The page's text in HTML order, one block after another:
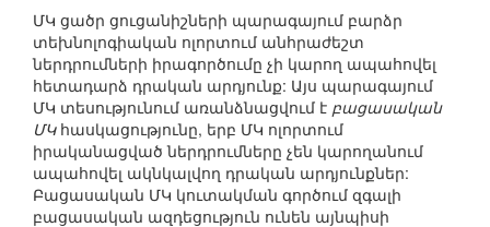
ՄԿ ցածր ցուցանիշների պարագայում բարձր
տեխնոլոգիական ոլորտում անհրաժեշտ
ներդրումների իրագործումը չի կարող ապահովել
հետադարձ դրական արդյունք: Այս պարագայում
ՄԿ տեսությունում առանձնացվում է բացասական
ՄԿհասկացությունը, երբ ՄԿ ոլորտում
իրականացված ներդրումները չեն կարողանում
ապահովել ակնկալվող դրական արդյունքներ:
Բացասական ՄԿ կուտակման գործում զգալի
բացասական ազդեցություն ունեն այնպիսի